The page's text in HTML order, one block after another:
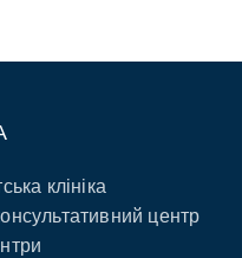
клініка
центр